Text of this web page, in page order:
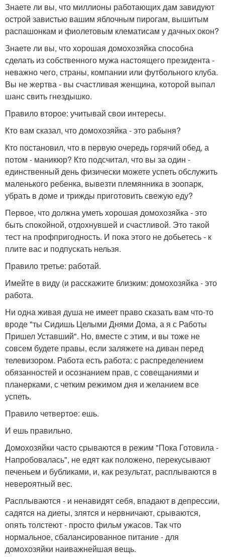
Знаете ли вы, что миллионы работающих дам завидуют
острой завистью вашим яблочным пирогам, вышитым
распашонкам и фиолетовым клематисам у дачных окон?
Знаете ли вы, что хорошая домохозяйка способна
сделать из собственного мужа настоящего президента -
неважно чего, страны, компании или футбольного клуба.
Вы не жертва - вы счастливая женщина, которой выпал
шанс свить гнездышко.
Правило второе: учитывай свои интересы.
Кто вам сказал, что домохозяйка - это рабыня?
Кто постановил, что в первую очередь горячий обед, а
потом - маникюр? Кто подсчитал, что вы за один -
единственный день физически можете успеть обслужить
маленького ребенка, вывезти племянника в зоопарк,
убрать в доме и трижды приготовить свежую еду?
Первое, что должна уметь хорошая домохозяйка - это
быть спокойной, отдохнувшей и счастливой. Это такой
тест на профпригодность. И пока этого не добьетесь - к
плите вас и подпускать нельзя.
Правило третье: работай.
Имейте в виду (и расскажите близким: домохозяйка - это
работа.
Ни одна живая душа не имеет право сказать вам что-то
вроде "ты Сидишь Целыми Днями Дома, а я с Работы
Пришел Уставший". Но, вместе с этим, и вы тоже не
совсем будете правы, если заляжете на диван перед
телевизором. Работа есть работа: с распределением
обязанностей и осознанием прав, с совещаниями и
планерками, с четким режимом дня и желанием все
успеть.
Правило четвертое: ешь.
И ешь правильно.
Домохозяйки часто срываются в режим "Пока Готовила -
Напробовалась", не едят как положено, перекусывают
печеньем и бубликами, и, как результат, расплываются в
невероятный вес.
Расплываются - и ненавидят себя, впадают в депрессии,
садятся на диеты, злятся и нервничают, срываются,
опять толстеют - просто фильм ужасов. Так что
нормальное, сбалансированное питание - для
домохозяйки наиважнейшая вещь.